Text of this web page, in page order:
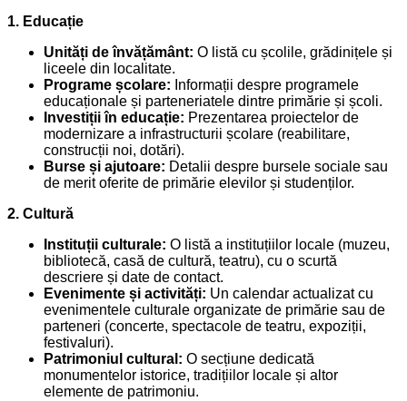
1. Educație
Unități de învățământ: O listă cu școlile, grădinițele și
liceele din localitate.
Programe școlare: Informații despre programele
educaționale și parteneriatele dintre primărie și școli.
Investiții în educație: Prezentarea proiectelor de
modernizare a infrastructurii școlare (reabilitare,
construcții noi, dotări).
Burse și ajutoare: Detalii despre bursele sociale sau
de merit oferite de primărie elevilor și studenților.
2. Cultură
Instituții culturale: O listă a instituțiilor locale (muzeu,
bibliotecă, casă de cultură, teatru), cu o scurtă
descriere și date de contact.
Evenimente și activități: Un calendar actualizat cu
evenimentele culturale organizate de primărie sau de
parteneri (concerte, spectacole de teatru, expoziții,
festivaluri).
Patrimoniul cultural: O secțiune dedicată
monumentelor istorice, tradițiilor locale și altor
elemente de patrimoniu.